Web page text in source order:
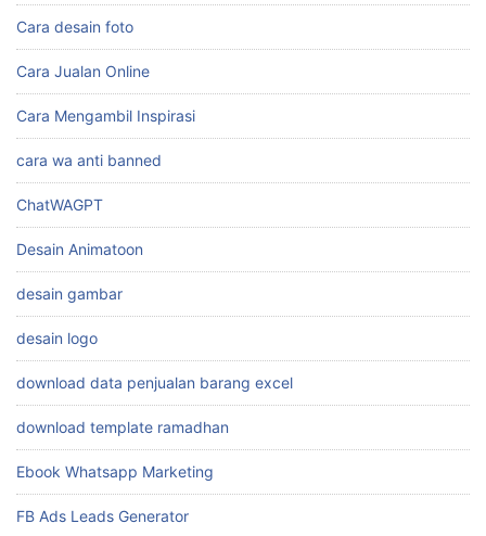
Cara desain foto
Cara Jualan Online
Cara Mengambil Inspirasi
cara wa anti banned
ChatWAGPT
Desain Animatoon
desain gambar
desain logo
download data penjualan barang excel
download template ramadhan
Ebook Whatsapp Marketing
FB Ads Leads Generator